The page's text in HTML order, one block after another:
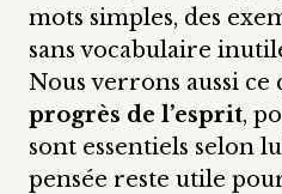
mots simples, des
sans vocabulaire
Nous verrons aussi ce
progrès de l’esprit,
sont essentiels selon
pensée reste utile